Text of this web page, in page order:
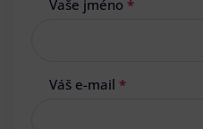
Vaše jméno *
Váš e-mail *